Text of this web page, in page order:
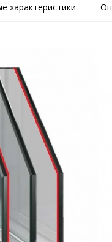
характеристики